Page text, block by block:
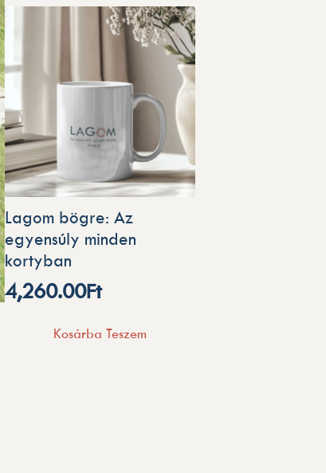
Lagom bögre: Az
egyensúly minden
kortyban
4,260.00Ft
Kosárba Teszem